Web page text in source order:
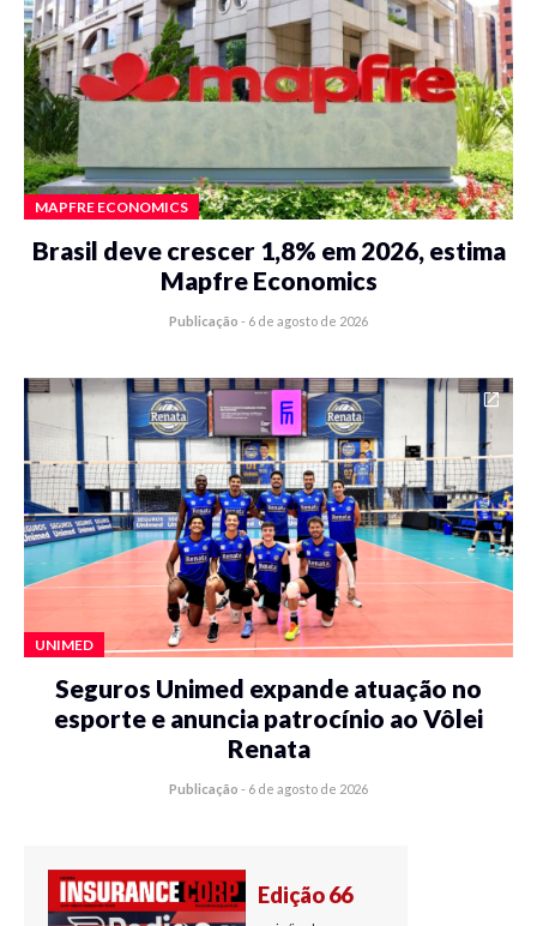
MAPFRE ECONOMICS
Brasil deve crescer 1,8% em 2026, estima
Mapfre Economics
Publicação - 6 de agosto de 2026
UNIMED
Seguros Unimed expande atuação no
esporte e anuncia patrocínio ao Vôlei
Renata
Publicação - 6 de agosto de 2026